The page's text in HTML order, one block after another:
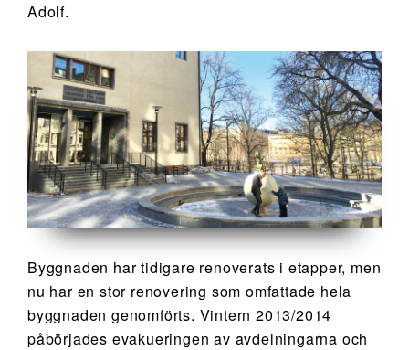
Adolf.
Byggnaden har tidigare renoverats i etapper, men
nu har en stor renovering som omfattade hela
byggnaden genomförts. Vintern 2013/2014
påbörjades evakueringen av avdelningarna och